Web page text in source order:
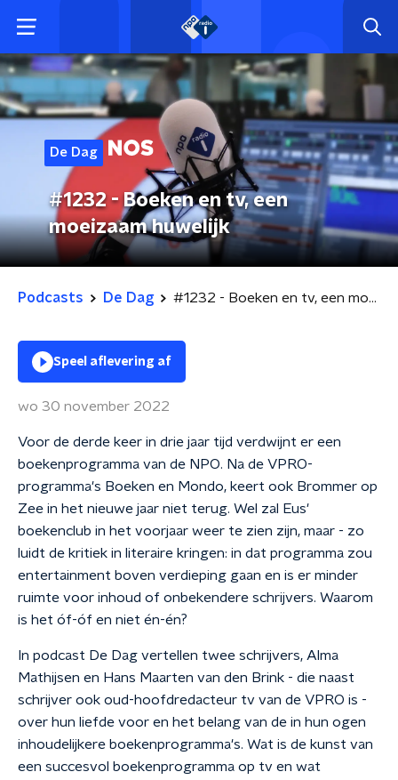
De Dag
#1232 - Boeken en tv, een
moeizaam huwelijk
Podcasts De Dag #1232 - Boeken en tv, een moeizaam huwelijk
Speel aflevering af
wo 30 november 2022
Voor de derde keer in drie jaar tijd verdwijnt er een
boekenprogramma van de NPO. Na de VPRO-
programma's Boeken en Mondo, keert ook Brommer op
Zee in het nieuwe jaar niet terug. Wel zal Eus'
boekenclub in het voorjaar weer te zien zijn, maar - zo
luidt de kritiek in literaire kringen: in dat programma zou
entertainment boven verdieping gaan en is er minder
ruimte voor inhoud of onbekendere schrijvers. Waarom
is het óf-óf en niet én-én?
In podcast De Dag vertellen twee schrijvers, Alma
Mathijsen en Hans Maarten van den Brink - die naast
schrijver ook oud-hoofdredacteur tv van de VPRO is -
over hun liefde voor en het belang van de in hun ogen
inhoudelijkere boekenprogramma's. Wat is de kunst van
een succesvol boekenprogramma op tv en wat